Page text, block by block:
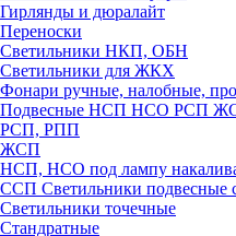
Гирлянды и дюралайт
Переноски
Светильники НКП, ОБН
Светильники для ЖКХ
Фонари ручные, налобные,
Подвесные НСП НСО РСП
РСП, РПП
ЖСП
НСП, НСО под лампу
ССП Светильники подвесные
Светильники точечные
Стандратные